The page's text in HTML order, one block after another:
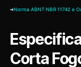
➜Norma ABNT NBR 11742 e
Corta